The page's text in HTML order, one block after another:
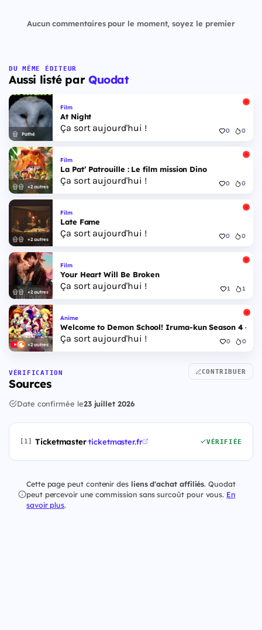
Aucun commentaires pour le moment, soyez le premier
DU MÊME ÉDITEUR
Aussi listé par Quodat
Pathé
Film
At Night
Ça sort aujourd'hui ! 0 0
+2 autres
Film
La Pat’ Patrouille : Le film mission Dino
Ça sort aujourd'hui ! 0 0
+2 autres
Film
Late Fame
Ça sort aujourd'hui ! 0 0
+2 autres
Film
Your Heart Will Be Broken
Ça sort aujourd'hui ! 1 1
+2 autres
Anime
Welcome to Demon School! Iruma-kun Season 4 -
Ça sort aujourd'hui ! 0 0
VÉRIFICATION
Sources
CONTRIBUER
Date confirmée le23 juillet 2026
[1] Ticketmaster·ticketmaster.fr VÉRIFIÉE
Cette page peut contenir des liens d'achat affiliés. Quodat
peut percevoir une commission sans surcoût pour vous. En
savoir plus.